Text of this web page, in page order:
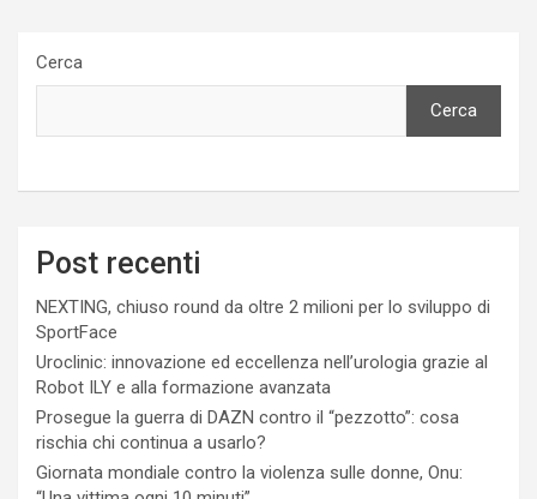
Cerca
Cerca
Post recenti
NEXTING, chiuso round da oltre 2 milioni per lo sviluppo di
SportFace
Uroclinic: innovazione ed eccellenza nell’urologia grazie al
Robot ILY e alla formazione avanzata
Prosegue la guerra di DAZN contro il “pezzotto”: cosa
rischia chi continua a usarlo?
Giornata mondiale contro la violenza sulle donne, Onu: